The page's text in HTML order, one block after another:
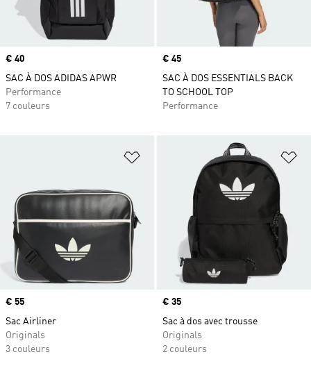
Prix
€ 40
SAC À DOS ADIDAS APWR
Performance
7 couleurs
Prix
€ 45
SAC À DOS ESSENTIALS BACK
TO SCHOOL TOP
Performance
Ajouter à la Liste de produits
Prix
€ 55
Sac Airliner
Originals
3 couleurs
Prix
€ 35
Sac à dos avec trousse
Originals
2 couleurs